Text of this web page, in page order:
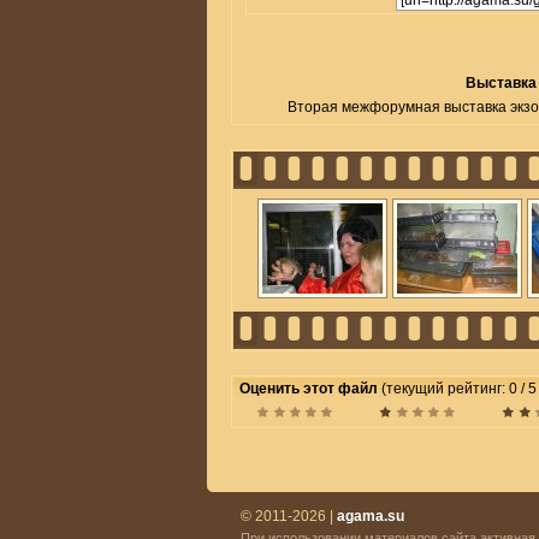
Вторая межфорумная выставка
Оценить этот файл (текущий рейтинг: 0 /
© 2011-2026 | agama.su